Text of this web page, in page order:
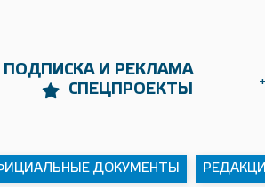
ПОДПИСКА И РЕКЛАМА
СПЕЦПРОЕКТЫ
ДОКУМЕНТЫ